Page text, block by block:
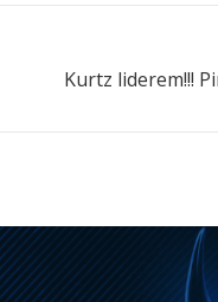
Kurtz liderem!!!